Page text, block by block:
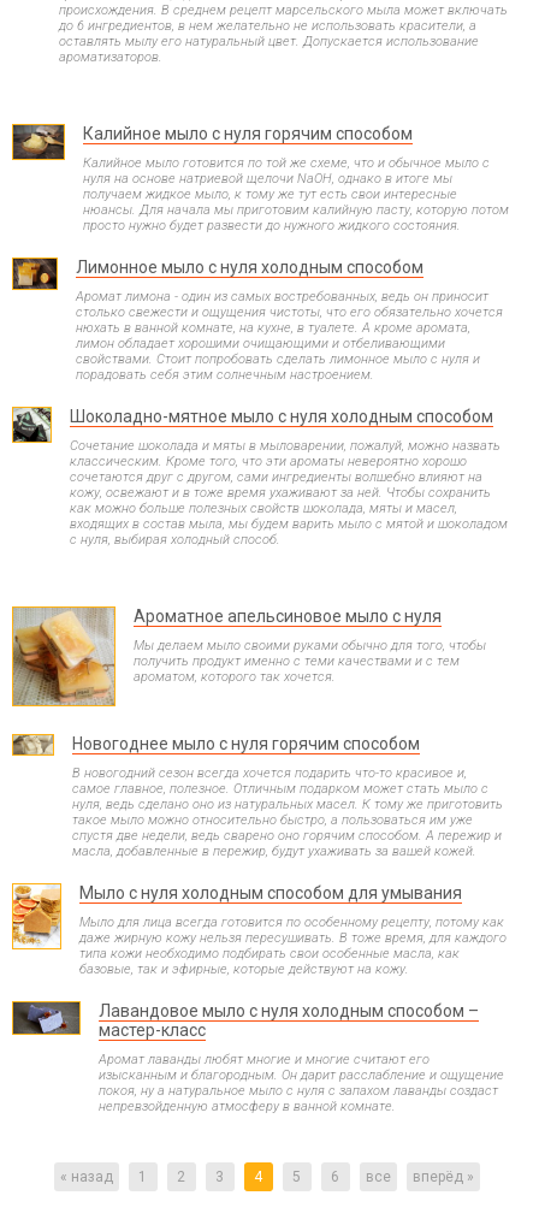
происхождения. В среднем рецепт марсельского мыла может включать
до 6 ингредиентов, в нем желательно не использовать красители, а
оставлять мылу его натуральный цвет. Допускается использование
ароматизаторов.
Калийное мыло с нуля горячим способом
Калийное мыло готовится по той же схеме, что и обычное мыло с
нуля на основе натриевой щелочи NaOH, однако в итоге мы
получаем жидкое мыло, к тому же тут есть свои интересные
нюансы. Для начала мы приготовим калийную пасту, которую потом
просто нужно будет развести до нужного жидкого состояния.
Лимонное мыло с нуля холодным способом
Аромат лимона - один из самых востребованных, ведь он приносит
столько свежести и ощущения чистоты, что его обязательно хочется
нюхать в ванной комнате, на кухне, в туалете. А кроме аромата,
лимон обладает хорошими очищающими и отбеливающими
свойствами. Стоит попробовать сделать лимонное мыло с нуля и
порадовать себя этим солнечным настроением.
Шоколадно-мятное мыло с нуля холодным способом
Сочетание шоколада и мяты в мыловарении, пожалуй, можно назвать
классическим. Кроме того, что эти ароматы невероятно хорошо
сочетаются друг с другом, сами ингредиенты волшебно влияют на
кожу, освежают и в тоже время ухаживают за ней. Чтобы сохранить
как можно больше полезных свойств шоколада, мяты и масел,
входящих в состав мыла, мы будем варить мыло с мятой и шоколадом
с нуля, выбирая холодный способ.
Ароматное апельсиновое мыло с нуля
Мы делаем мыло своими руками обычно для того, чтобы
получить продукт именно с теми качествами и с тем
ароматом, которого так хочется.
Новогоднее мыло с нуля горячим способом
В новогодний сезон всегда хочется подарить что-то красивое и,
самое главное, полезное. Отличным подарком может стать мыло с
нуля, ведь сделано оно из натуральных масел. К тому же приготовить
такое мыло можно относительно быстро, а пользоваться им уже
спустя две недели, ведь сварено оно горячим способом. А пережир и
масла, добавленные в пережир, будут ухаживать за вашей кожей.
Мыло с нуля холодным способом для умывания
Мыло для лица всегда готовится по особенному рецепту, потому как
даже жирную кожу нельзя пересушивать. В тоже время, для каждого
типа кожи необходимо подбирать свои особенные масла, как
базовые, так и эфирные, которые действуют на кожу.
Лавандовое мыло с нуля холодным способом –
мастер-класс
Аромат лаванды любят многие и многие считают его
изысканным и благородным. Он дарит расслабление и ощущение
покоя, ну а натуральное мыло с нуля с запахом лаванды создаст
непревзойденную атмосферу в ванной комнате.
« назад 1 2 3 4 5 6 все вперёд »